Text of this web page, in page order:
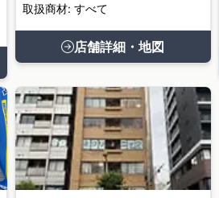
取扱商材: すべて
店舗詳細・地図